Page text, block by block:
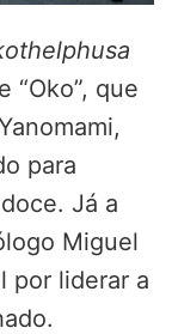
“Oko”, que
para
Já a
Miguel
por liderar a